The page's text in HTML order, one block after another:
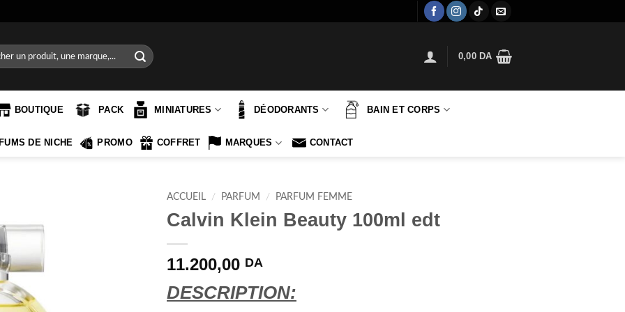
0,00 DA
BOUTIQUE PACK MINIATURES DÉODORANTS BAIN ET CORPS
DE NICHE PROMO COFFRET MARQUES CONTACT
ACCUEIL / PARFUM / PARFUM FEMME
Calvin Klein Beauty 100ml edt
11.200,00 DA
DESCRIPTION: